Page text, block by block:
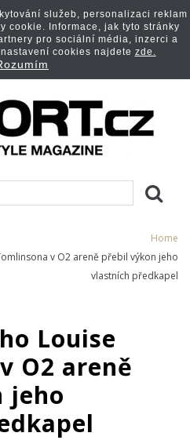
Home
v O2 areně přebil výkon jeho
vlastních předkapel
Louise
O2 areně
jeho
služeb, personalizaci reklam
cookie. Informace, jak tyto stránky
pro sociální média, inzerci a
cookies najdete zde.